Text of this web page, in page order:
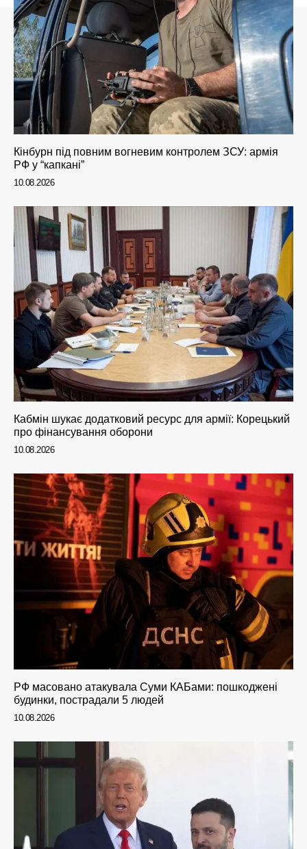
Кінбурн під повним вогневим контролем ЗСУ: армія
РФ у “капкані”
10.08.2026
Кабмін шукає додатковий ресурс для армії: Корецький
про фінансування оборони
10.08.2026
РФ масовано атакувала Суми КАБами: пошкоджені
будинки, пострадали 5 людей
10.08.2026